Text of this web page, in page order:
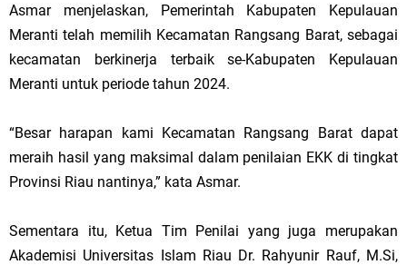
Asmar menjelaskan, Pemerintah Kabupaten Kepulauan
Meranti telah memilih Kecamatan Rangsang Barat, sebagai
kecamatan berkinerja terbaik se-Kabupaten Kepulauan
Meranti untuk periode tahun 2024.
“Besar harapan kami Kecamatan Rangsang Barat dapat
meraih hasil yang maksimal dalam penilaian EKK di tingkat
Provinsi Riau nantinya,” kata Asmar.
Sementara itu, Ketua Tim Penilai yang juga merupakan
Akademisi Universitas Islam Riau Dr. Rahyunir Rauf, M.Si,